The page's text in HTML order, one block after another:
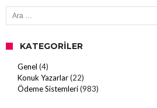
Arama:
KATEGORILER
Genel (4)
Konuk Yazarlar(22)
Ödeme Sistemleri(983)